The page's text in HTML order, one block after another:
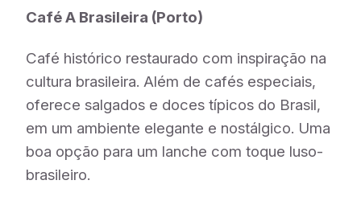
Café A Brasileira (Porto)
Café histórico restaurado com inspiração na
cultura brasileira. Além de cafés especiais,
oferece salgados e doces típicos do Brasil,
em um ambiente elegante e nostálgico. Uma
boa opção para um lanche com toque luso-
brasileiro.